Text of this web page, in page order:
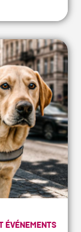
ÉVÉNEMENTS